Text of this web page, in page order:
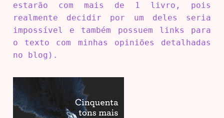
estarão com mais de 1 livro, pois
realmente decidir por um deles seria
impossível e também possuem links para
o texto com minhas opiniões detalhadas
no blog).